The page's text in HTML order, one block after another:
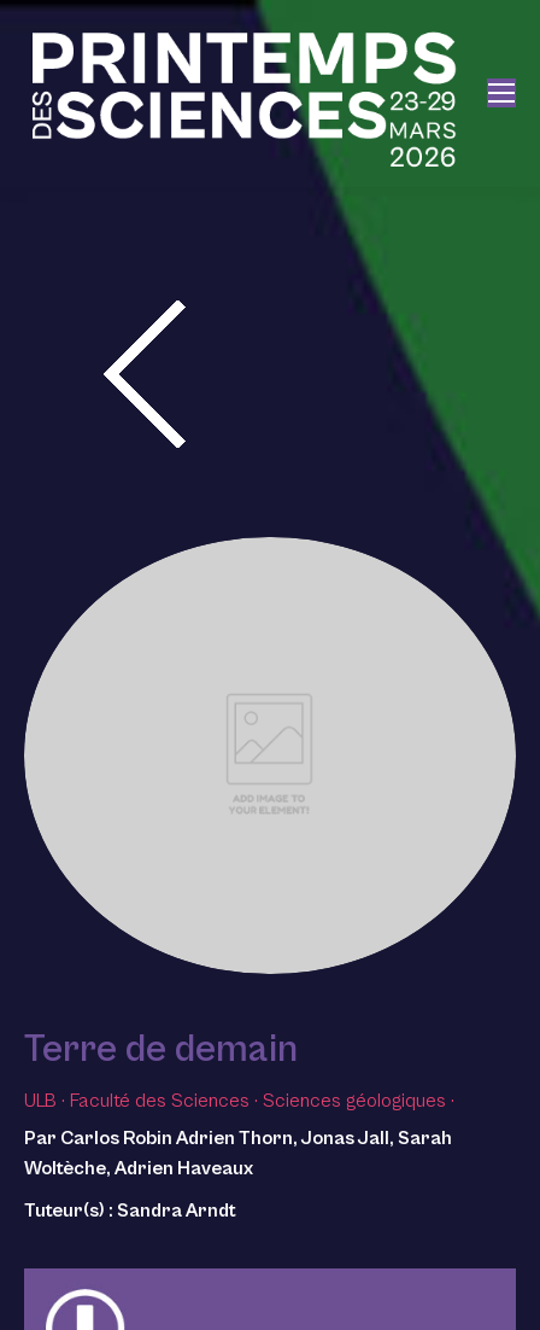
Terre de demain
ULB · Faculté des Sciences · Sciences géologiques ·
Par Carlos Robin Adrien Thorn, Jonas Jall, Sarah
Woltèche, Adrien Haveaux
Tuteur(s) : Sandra Arndt